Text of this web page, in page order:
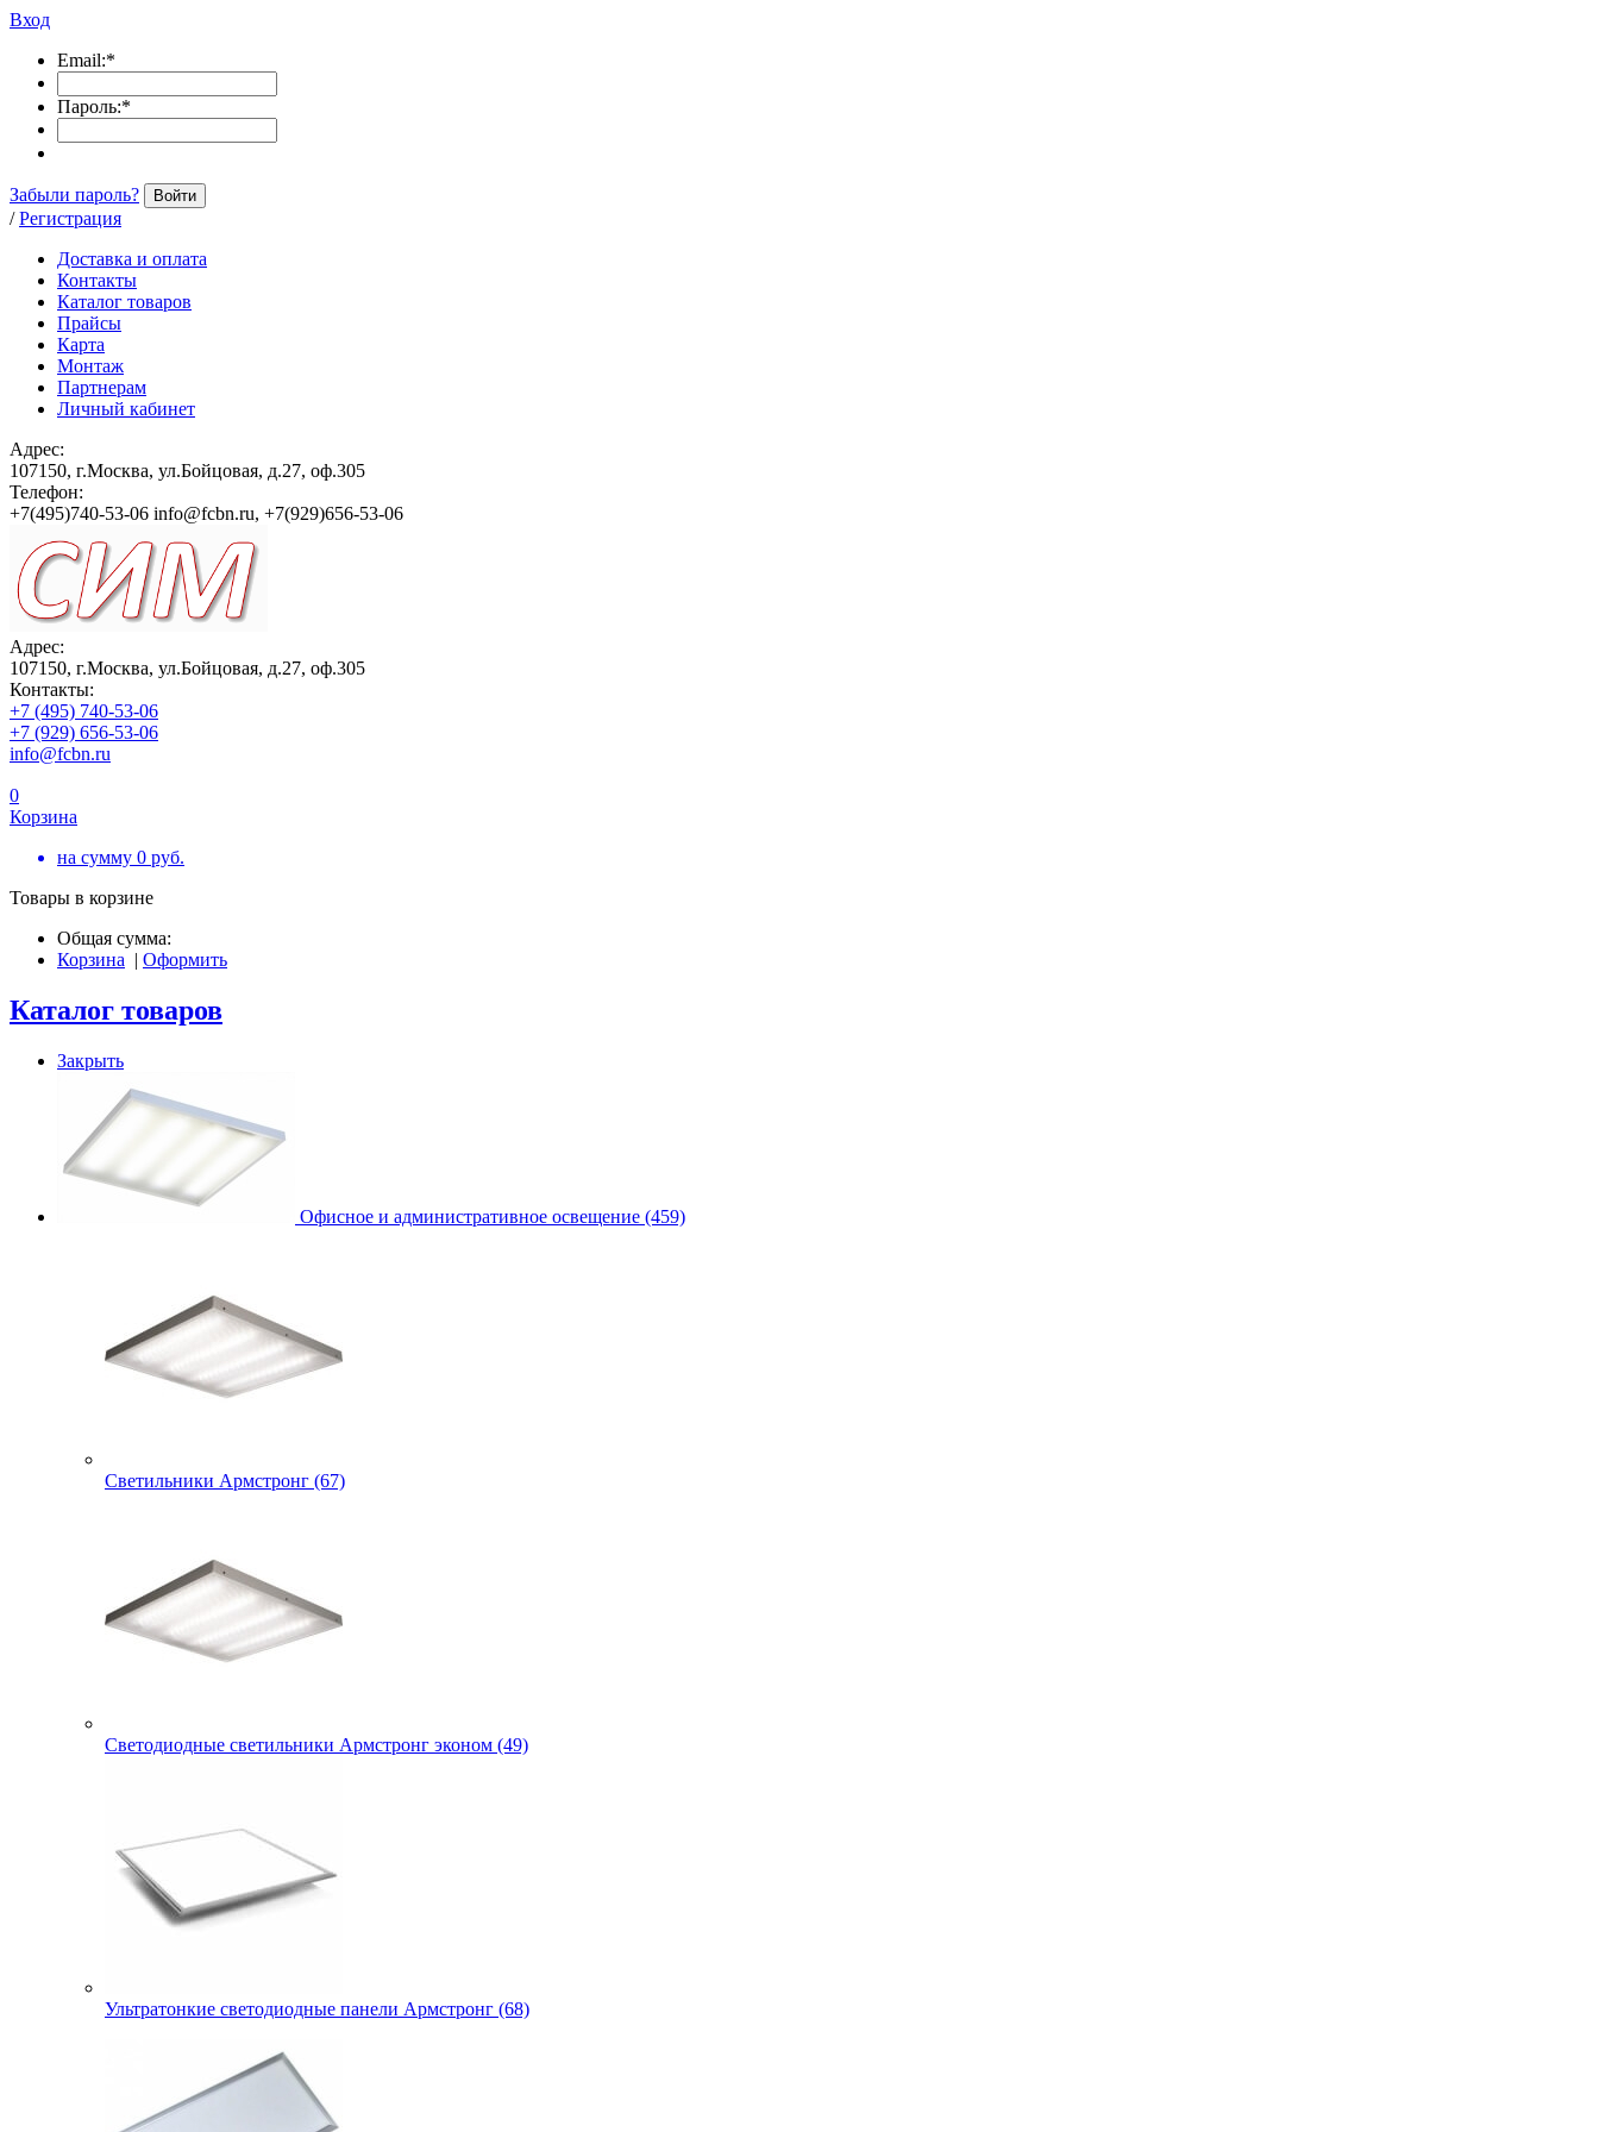
Вход
Email:*
Пароль:*
Забыли пароль? Войти
/ Регистрация
Доставка и оплата
Контакты
Каталог товаров
Прайсы
Карта
Монтаж
Партнерам
Личный кабинет
Адрес:
107150, г.Москва, ул.Бойцовая, д.27, оф.305
Телефон:
+7(495)740-53-06 info@fcbn.ru, +7(929)656-53-06
Адрес:
107150, г.Москва, ул.Бойцовая, д.27, оф.305
Контакты:
+7 (495) 740-53-06
+7 (929) 656-53-06
info@fcbn.ru
0
Корзина
на сумму 0 руб.
Товары в корзине
Общая сумма:
Корзина | Оформить
Каталог товаров
Закрыть
Офисное и административное освещение (459)
Светильники Армстронг (67)
Светодиодные светильники Армстронг эконом (49)
Ультратонкие светодиодные панели Армстронг (68)